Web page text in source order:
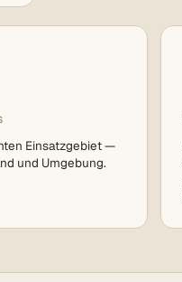
Einsatzgebiet —
und Umgebung.